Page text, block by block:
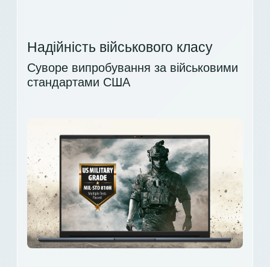
Надійність військового класу
Суворе випробування за військовими
стандартами США